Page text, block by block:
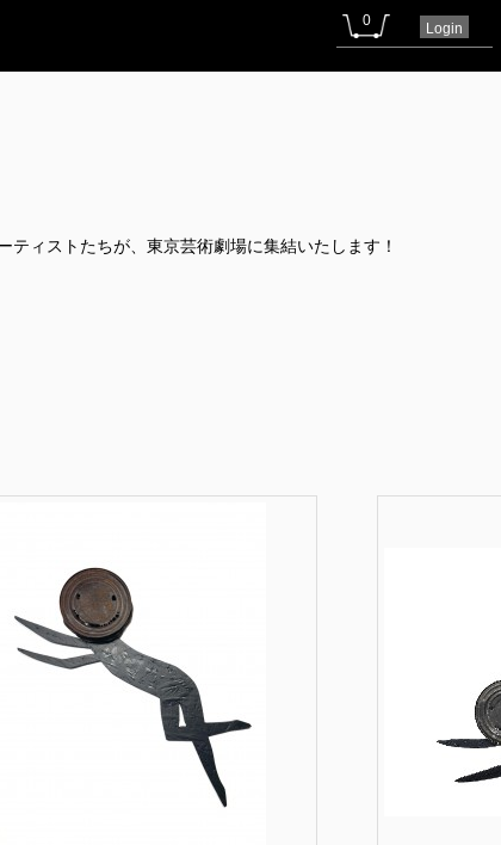
0 Login
ィストたちが、東京芸術劇場に集結いたします！